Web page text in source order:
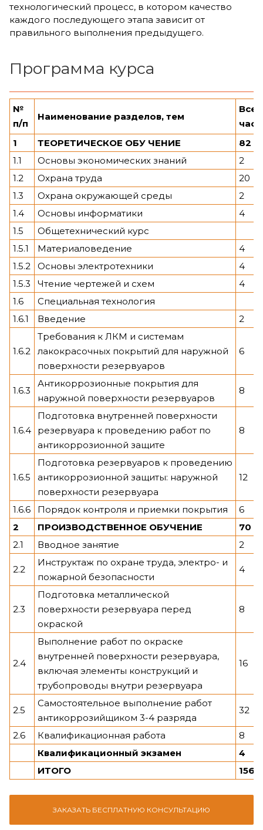
технологический процесс, в котором качество
каждого последующего этапа зависит от
правильного выполнения предыдущего.
Программа курса
№
п/п
Наименование разделов, тем
1
ТЕОРЕТИЧЕСКОЕ ОБУ ЧЕНИЕ
82
1.1
Основы экономических знаний
2
1.2
Охрана труда
20
1.3
Охрана окружающей среды
2
1.4
Основы информатики
4
1.5
Общетехнический курс
1.5.1
Материаловедение
4
1.5.2
Основы электротехники
4
1.5.3
Чтение чертежей и схем
4
1.6
Специальная технология
1.6.1
Введение 2
1.6.2
Требования к ЛКМ и системам
лакокрасочных покрытий для наружной
поверхности резервуаров
6
1.6.3
Антикоррозионные покрытия для
наружной поверхности резервуаров
8
1.6.4
Подготовка внутренней поверхности
резервуара к проведению работ по
антикоррозионной защите
8
1.6.5
Подготовка резервуаров к проведению
антикоррозионной защиты: наружной
поверхности резервуара
12
1.6.6 Порядок контроля и приемки покрытия
6
2
ПРОИЗВОДСТВЕННОЕ ОБУЧЕНИЕ
70
2.1
Вводное занятие 2
2.2
Инструктаж по охране труда, электро- и
пожарной безопасности
4
2.3
Подготовка металлической
поверхности резервуара перед
окраской
8
2.4
Выполнение работ по окраске
внутренней поверхности резервуара,
включая элементы конструкций и
трубопроводы внутри резервуара
16
2.5
Самостоятельное выполнение работ
антикоррозийщиком 3-4 разряда
32
2.6 Квалификационная работа
8
Квалификационный экзамен
4
ИТОГО
156
ЗАКАЗАТЬ БЕСПЛАТНУЮ КОНСУЛЬТАЦИЮ